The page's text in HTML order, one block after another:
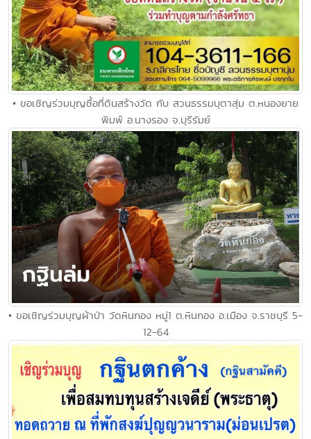
• ขอเชิญร่วมบุญซื้อที่ดินสร้างวัด กับ สวนธรรมบุตาสุ่ม ต.หนองยาย
พิมพ์ อ.นางรอง จ.บุรีรัมย์
• ขอเชิญร่วมบุญผ้าป่า วัดหินกอง หมู่1 ต.หินกอง อ.เมือง จ.ราชบุรี 5-
12-64